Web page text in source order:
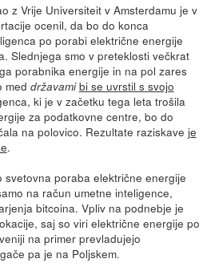
z Vrije Universiteit v Amsterdamu je v
ocenil, da bo do konca
po porabi električne energije
Slednjega smo v preteklosti večkrat
porabnika energije in na pol zares
med državami bi se uvrstil s svojo
ki je v začetku tega leta trošila
za podatkovne centre, bo do
na polovico. Rezultate raziskave je
.
poraba električne energije
na račun umetne inteligence,
bitcoina. Vpliv na podnebje je
saj so viri električne energije po
na primer prevladujejo
pa je na Poljskem.